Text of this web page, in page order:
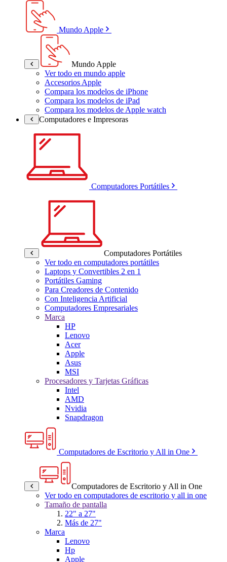
Mundo Apple
Mundo Apple
Ver todo en mundo apple
Accesorios Apple
Compara los modelos de iPhone
Compara los modelos de iPad
Compara los modelos de Apple watch
Computadores e Impresoras
Computadores Portátiles
Computadores Portátiles
Ver todo en computadores portátiles
Laptops y Convertibles 2 en 1
Portátiles Gaming
Para Creadores de Contenido
Con Inteligencia Artificial
Computadores Empresariales
Marca
HP
Lenovo
Acer
Apple
Asus
MSI
Procesadores y Tarjetas Gráficas
Intel
AMD
Nvidia
Snapdragon
Computadores de Escritorio y All in One
Computadores de Escritorio y All in One
Ver todo en computadores de escritorio y all in one
Tamaño de pantalla
22" a 27"
Más de 27"
Marca
Lenovo
Hp
Apple